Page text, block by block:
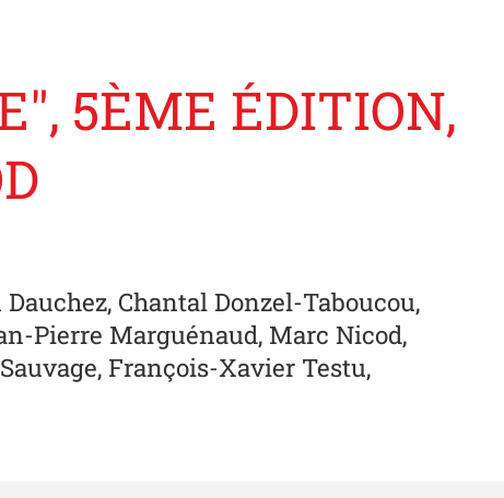
5ÈME ÉDITION,
Chantal Donzel-Taboucou,
Pierre Marguénaud, Marc Nicod,
François-Xavier Testu,